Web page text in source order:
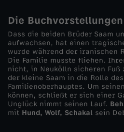
m
e
i
n
d
Die
Dass die beiden Brüder Saam
aufwachsen, hat einen
wurde während der iranischen
Die Familie musste fliehen.
nicht, in Neukölln sicheren Fuß
der kleine Saam in die Rolle
Familienoberhauptes. Um
können, schließt er sich einer
Unglück nimmt seinen Lauf.
mit Hund, Wolf, Schakal sein